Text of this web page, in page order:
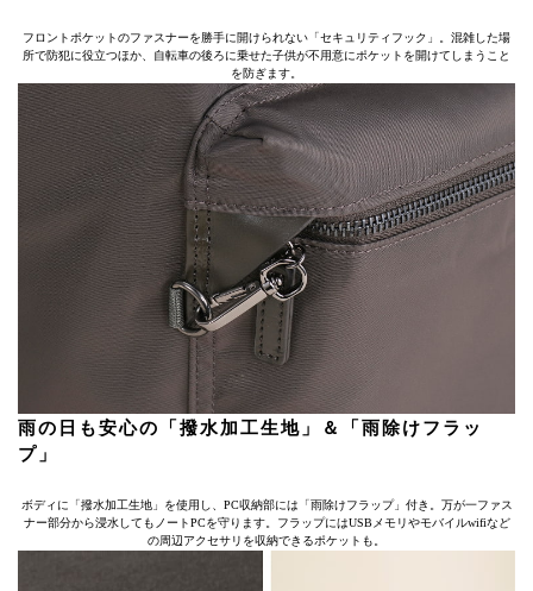
フロントポケットのファスナーを勝手に開けられない「セキュリティフック」。混雑した場
所で防犯に役立つほか、自転車の後ろに乗せた子供が不用意にポケットを開けてしまうこと
を防ぎます。
雨の日も安心の「撥水加工生地」＆「雨除けフラッ
プ」
ボディに「撥水加工生地」を使用し、PC収納部には「雨除けフラップ」付き。万が一ファス
ナー部分から浸水してもノートPCを守ります。フラップにはUSBメモリやモバイルwifiなど
の周辺アクセサリを収納できるポケットも。